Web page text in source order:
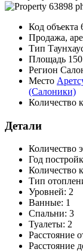
Код объекта
Продажа,
Тип
Площадь
Регион
Место
(Салоники)
Количество
Детали
Количество
Год
Количество
Тип
Уровней: 2
Ванные: 1
Спальни: 3
Туалеты: 2
Расстояние
Расстояние